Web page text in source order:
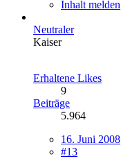
Inhalt melden
Neutraler
Kaiser
Erhaltene Likes
9
Beiträge
5.964
16. Juni 2008
#13